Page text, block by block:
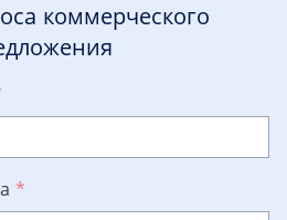
коммерческого
*